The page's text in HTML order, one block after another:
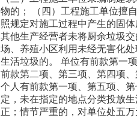
物的； （四）工程施工单位擅
照规定对施工过程中产生的固
其他生产经营者未将厨余垃圾
场、养殖小区利用未经无害化
生活垃圾的。 单位有前款第一
前款第二项、第三项、第四项
个人有前款第一项、第五项、
定，未在指定的地点分类投放
正；情节严重的，对单位处五